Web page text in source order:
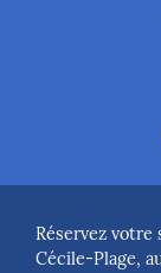
Réservez votre
Cécile-Plage,